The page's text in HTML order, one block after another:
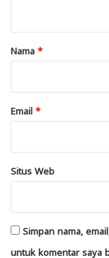
rNama *
Email *
Situs Web
Simpan nama,
untuk komentar saya